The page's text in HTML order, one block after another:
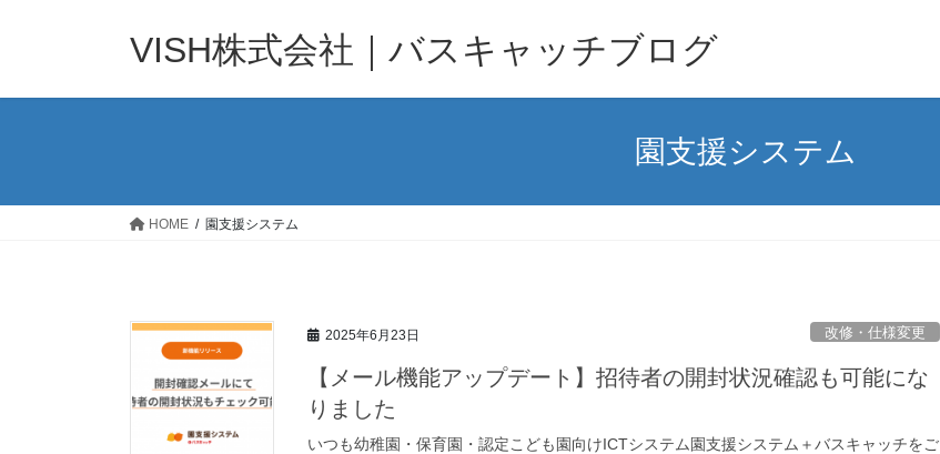
VISH株式会社｜バスキャッチブログ
園支援システム
HOME 園支援システム
2025年6月23日 改修・仕様変更
【メール機能アップデート】招待者の開封状況確認も可能にな
りました
いつも幼稚園・保育園・認定こども園向けICTシステム園支援システム＋バスキャッチをご